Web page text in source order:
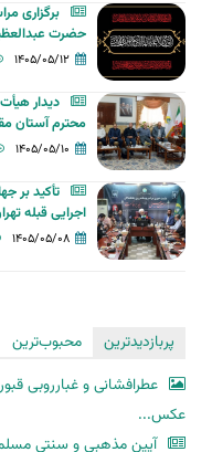
برگزاری
حضرت
۱۴۰۵/۰۵/۱۲
دیدار
محترم
۱۴۰۵/۰۵/۱۰
تأکید بر
اجرایی قبله
۱۴۰۵/۰۵/۰۸
پربازدیدترین
محبوب‌ترین
عطرافشانی و غبارروبی
عکس...
آیین مذهبی و سنتی